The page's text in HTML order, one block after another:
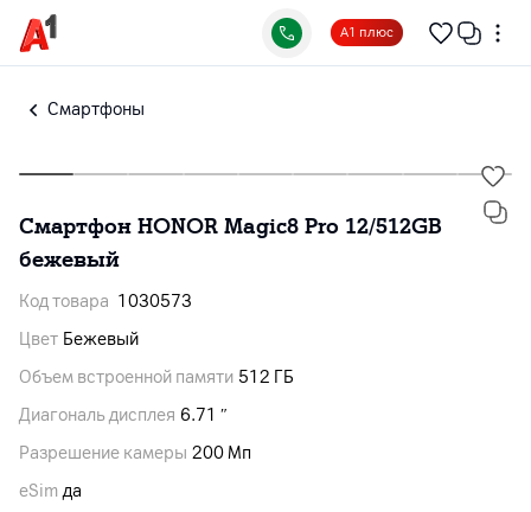
А1 плюс
Смартфоны
Смартфон HONOR Magic8 Pro 12/512GB
бежевый
Код товара 1030573
Цвет Бежевый
Объем встроенной памяти 512 ГБ
Диагональ дисплея 6.71 ″
Разрешение камеры 200 Мп
eSim да